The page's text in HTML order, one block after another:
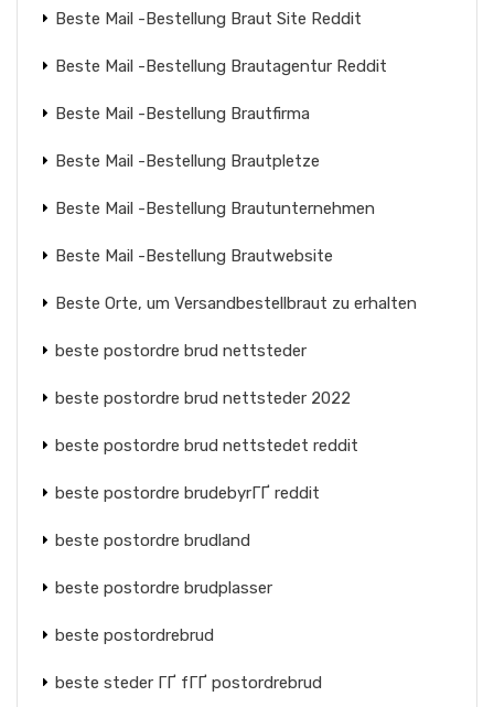
Beste Mail -Bestellung Braut Site Reddit
Beste Mail -Bestellung Brautagentur Reddit
Beste Mail -Bestellung Brautfirma
Beste Mail -Bestellung Brautpletze
Beste Mail -Bestellung Brautunternehmen
Beste Mail -Bestellung Brautwebsite
Beste Orte, um Versandbestellbraut zu erhalten
beste postordre brud nettsteder
beste postordre brud nettsteder 2022
beste postordre brud nettstedet reddit
beste postordre brudebyrГҐ reddit
beste postordre brudland
beste postordre brudplasser
beste postordrebrud
beste steder ГҐ fГҐ postordrebrud